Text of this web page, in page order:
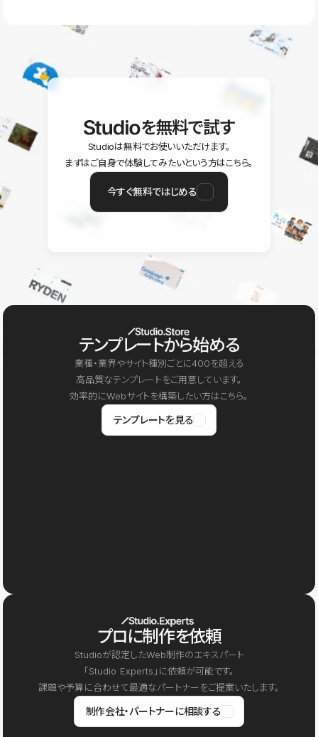
ユーザー同士で質問・相談できるコミュニティもご利用ください。
を無料で試す
Studioは無料でお使いいただけます。
まずはご自身で体験してみたいという方はこちら。
今すぐ無料ではじめる
テンプレートから始める
業種・業界やサイト種別ごとに400を超える
高品質なテンプレートをご用意しています。
効率的にWebサイトを構築したい方はこちら。
テンプレートを見る
プロに制作を依頼
Studioが認定したWeb制作のエキスパート
「Studio Experts」に依頼が可能です。
課題や予算に合わせて最適なパートナーをご提案いたします。
制作会社・パートナーに相談する